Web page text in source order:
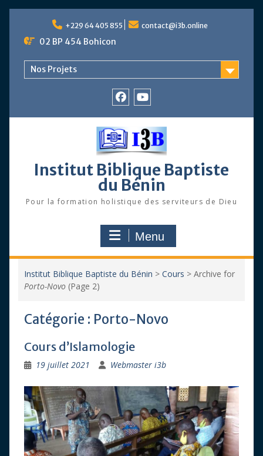
content
+229 64 405 855 contact@i3b.online
02 BP 454 Bohicon
Nos Projets
Youtube
Institut Biblique Baptiste
du Bénin
Pour la formation holistique des serviteurs de Dieu
Menu
Institut Biblique Baptiste du Bénin > Cours > Archive for
Porto-Novo(Page 2)
Catégorie : Porto-Novo
Cours d’Islamologie
19 juillet 2021 Webmaster i3b